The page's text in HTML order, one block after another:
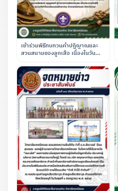
เข้าร่วมพิธีทบทวนคำปฏิญาณและ
สวนสนามของลูกเสือ เนื่องในวัน
ชาติ ณ โรงเรียนเลยพิทยาคม